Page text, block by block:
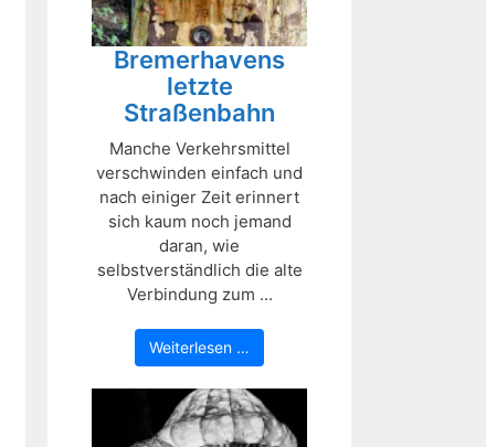
Bremerhavens
letzte
Straßenbahn
Manche Verkehrsmittel
verschwinden einfach und
nach einiger Zeit erinnert
sich kaum noch jemand
daran, wie
selbstverständlich die alte
Verbindung zum ...
Weiterlesen …